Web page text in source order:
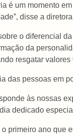
é um momento
disse a
o diferencial
da
resgatar valores
das pessoas em
às nossas
dedicado
primeiro ano que